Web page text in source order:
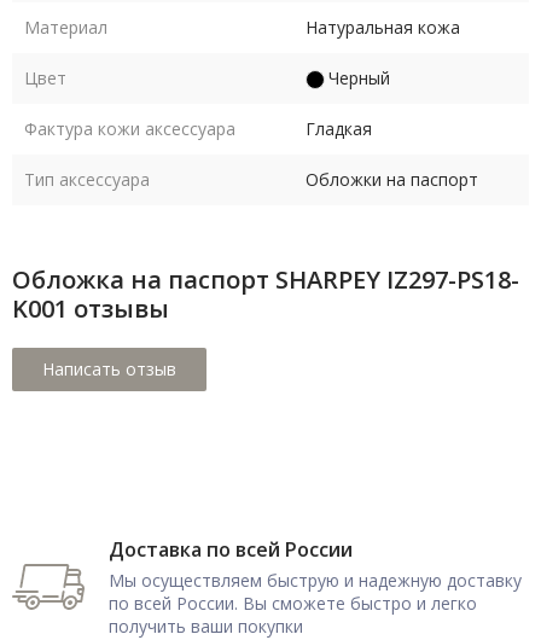
Материал Натуральная кожа
Цвет Черный
Фактура кожи аксессуара Гладкая
Тип аксессуара Обложки на паспорт
Обложка на паспорт SHARPEY IZ297-PS18-
K001 отзывы
Доставка по всей России
Мы осуществляем быструю и надежную доставку
по всей России. Вы сможете быстро и легко
получить ваши покупки